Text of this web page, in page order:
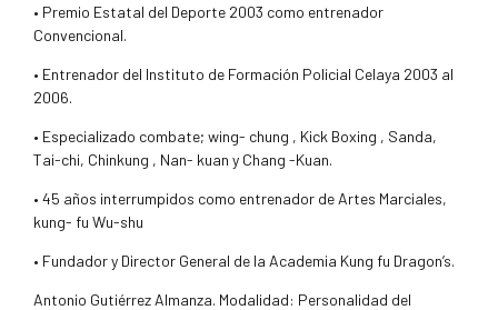
• Premio Estatal del Deporte 2003 como entrenador
Convencional.
• Entrenador del Instituto de Formación Policial Celaya 2003 al
2006.
• Especializado combate; wing- chung , Kick Boxing , Sanda,
Tai-chi, Chinkung , Nan- kuan y Chang -Kuan.
• 45 años interrumpidos como entrenador de Artes Marciales,
kung- fu Wu-shu
• Fundador y Director General de la Academia Kung fu Dragon’s.
Antonio Gutiérrez Almanza. Modalidad: Personalidad del